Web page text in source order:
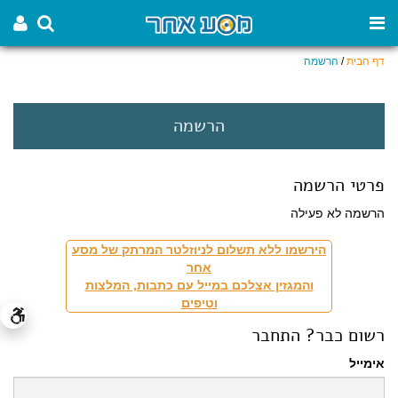
דף הבית/ הרשמה
הרשמה
פרטי הרשמה
הרשמה לא פעילה
הירשמו ללא תשלום לניוזלטר המרתק של מסע
אחר
והמגזין אצלכם במייל עם כתבות, המלצות
וטיפים
רשום כבר? התחבר
אימייל